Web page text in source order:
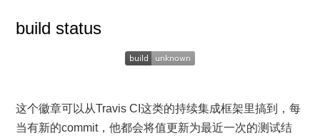
build status
这个徽章可以从Travis CI这类的持续集成框架里搞到，每
当有新的commit，他都会将值更新为最近一次的测试结